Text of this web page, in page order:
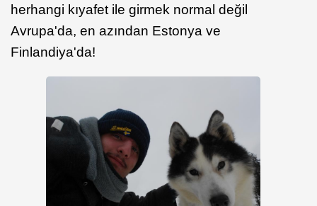
herhangi kıyafet ile girmek normal değil
Avrupa'da, en azından Estonya ve
Finlandiya'da!